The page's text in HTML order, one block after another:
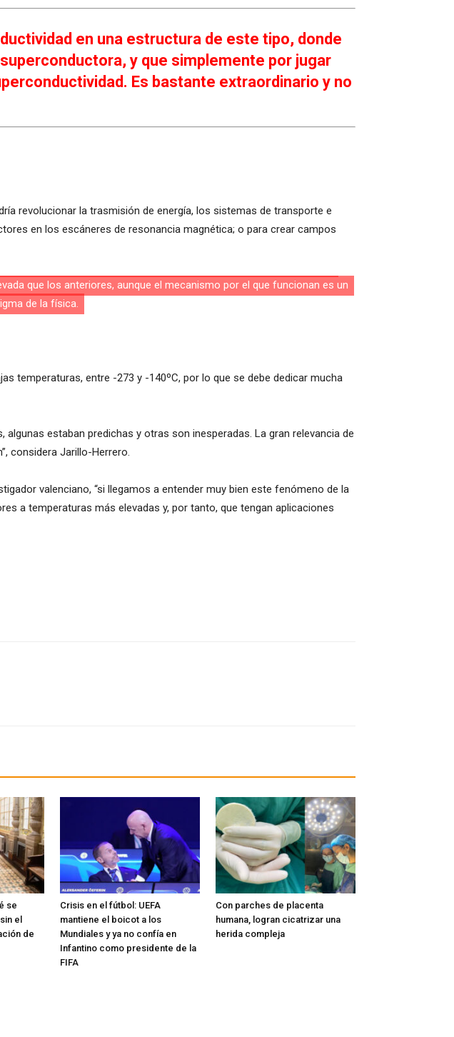
en una estructura de este tipo, donde
y que simplemente por jugar
Es bastante extraordinario y no
revolucionar la trasmisión de energía, los sistemas de transporte e
en los escáneres de resonancia magnética; o para crear campos
de la física.
temperaturas, entre -273 y -140ºC, por lo que se debe dedicar mucha
estaban predichas y otras son inesperadas. La gran relevancia de
considera Jarillo-Herrero.
valenciano, “si llegamos a entender muy bien este fenómeno de la
a temperaturas más elevadas y, por tanto, que tengan aplicaciones
se
el
de
Crisis en el fútbol: UEFA
mantiene el boicot a los
Mundiales y ya no confía en
Infantino como presidente de la
FIFA
Con parches de placenta
humana, logran cicatrizar una
herida compleja